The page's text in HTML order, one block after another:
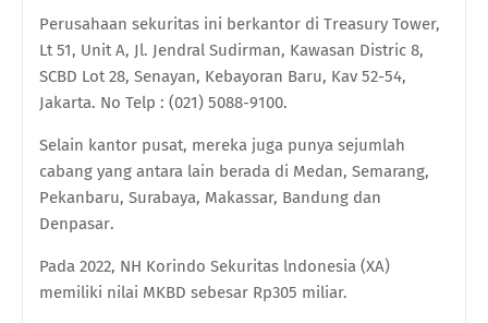
Perusahaan sekuritas ini berkantor di Treasury Tower,
Lt 51, Unit A, Jl. Jendral Sudirman, Kawasan Distric 8,
SCBD Lot 28, Senayan, Kebayoran Baru, Kav 52-54,
Jakarta. No Telp : (021) 5088-9100.
Selain kantor pusat, mereka juga punya sejumlah
cabang yang antara lain berada di Medan, Semarang,
Pekanbaru, Surabaya, Makassar, Bandung dan
Denpasar.
Pada 2022, NH Korindo Sekuritas lndonesia (XA)
memiliki nilai MKBD sebesar Rp305 miliar.